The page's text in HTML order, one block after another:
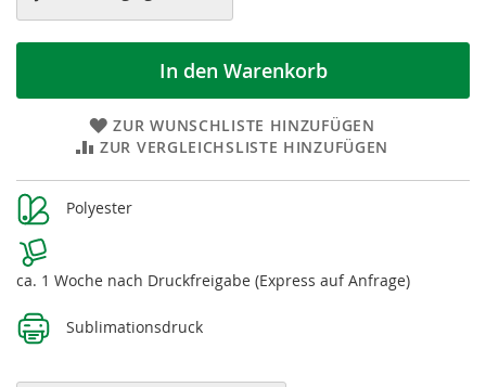
In den Warenkorb
ZUR WUNSCHLISTE HINZUFÜGEN
ZUR VERGLEICHSLISTE HINZUFÜGEN
Weitere
Informationen
Polyester
ca. 1 Woche nach Druckfreigabe (Express auf Anfrage)
Sublimationsdruck